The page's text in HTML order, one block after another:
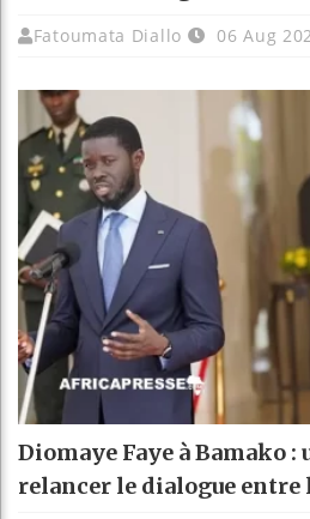
Fatoumata Diallo 06 Aug
Diomaye Faye à Bamako
relancer le dialogue entre